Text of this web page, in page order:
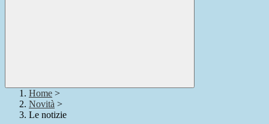
Home >
Novità >
Le notizie